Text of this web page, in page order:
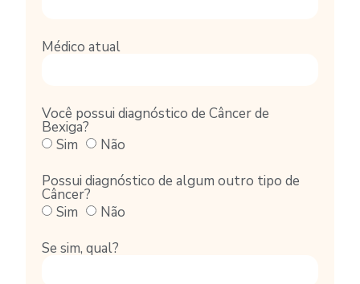
Médico atual
Você possui diagnóstico de Câncer de
Bexiga?
Sim
Não
Possui diagnóstico de algum outro tipo de
Câncer?
Sim
Não
Se sim, qual?